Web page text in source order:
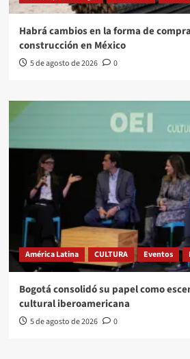
Habrá cambios en la forma de
construcción en México
5 de agosto de 2026 0
América Latina CULTURA Eventos
Bogotá consolidó su papel como
cultural iberoamericana
5 de agosto de 2026 0